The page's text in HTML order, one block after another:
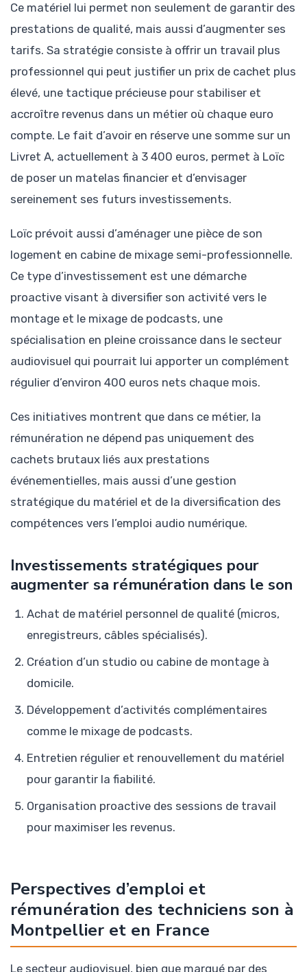
Ce matériel lui permet non seulement de garantir des
prestations de qualité, mais aussi d’augmenter ses
tarifs. Sa stratégie consiste à offrir un travail plus
professionnel qui peut justifier un prix de cachet plus
élevé, une tactique précieuse pour stabiliser et
accroître revenus dans un métier où chaque euro
compte. Le fait d’avoir en réserve une somme sur un
Livret A, actuellement à 3 400 euros, permet à Loïc
de poser un matelas financier et d’envisager
sereinement ses futurs investissements.
Loïc prévoit aussi d’aménager une pièce de son
logement en cabine de mixage semi-professionnelle.
Ce type d’investissement est une démarche
proactive visant à diversifier son activité vers le
montage et le mixage de podcasts, une
spécialisation en pleine croissance dans le secteur
audiovisuel qui pourrait lui apporter un complément
régulier d’environ 400 euros nets chaque mois.
Ces initiatives montrent que dans ce métier, la
rémunération ne dépend pas uniquement des
cachets brutaux liés aux prestations
événementielles, mais aussi d’une gestion
stratégique du matériel et de la diversification des
compétences vers l’emploi audio numérique.
Investissements stratégiques pour
augmenter sa rémunération dans le son
Achat de matériel personnel de qualité (micros,
enregistreurs, câbles spécialisés).
Création d’un studio ou cabine de montage à
domicile.
Développement d’activités complémentaires
comme le mixage de podcasts.
Entretien régulier et renouvellement du matériel
pour garantir la fiabilité.
Organisation proactive des sessions de travail
pour maximiser les revenus.
Perspectives d’emploi et
rémunération des techniciens son à
Montpellier et en France
Le secteur audiovisuel, bien que marqué par des